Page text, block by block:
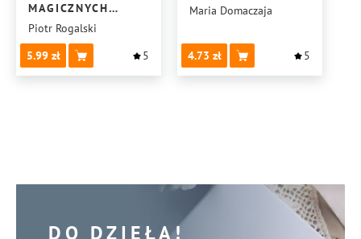
MAGICZNYCH
ZEGARÓW TATY
MIŚKA
Piotr Rogalski
5.99
5
Maria Domaczaja
4.73 5
DO DZIEŁA!